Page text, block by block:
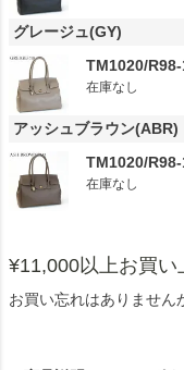
グレージュ(GY)
TM1020/
在庫なし
アッシュブラウン(ABR)
TM1020/
在庫なし
¥11,000以上お買
お買い忘れはありません